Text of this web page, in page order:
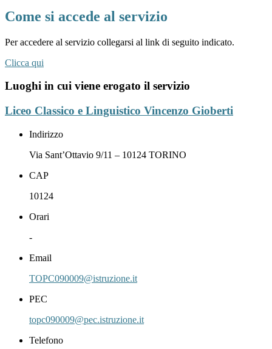
Come si accede al servizio
Per accedere al servizio collegarsi al link di seguito indicato.
Clicca qui
Luoghi in cui viene erogato il servizio
Liceo Classico e Linguistico Vincenzo Gioberti
Indirizzo
Via Sant’Ottavio 9/11 – 10124 TORINO
CAP
10124
Orari
-
Email
TOPC090009@istruzione.it
PEC
topc090009@pec.istruzione.it
Telefono